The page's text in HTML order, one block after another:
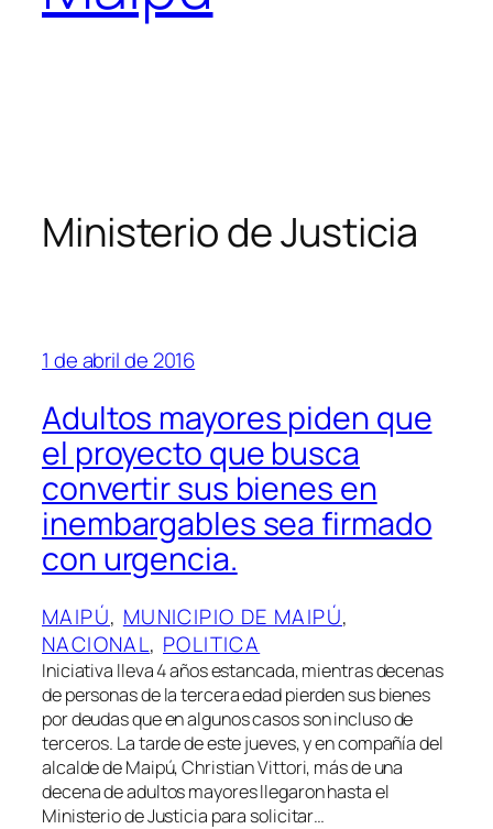
Ministerio de Justicia
1 de abril de 2016
Adultos mayores piden que
el proyecto que busca
convertir sus bienes en
inembargables sea firmado
con urgencia.
MAIPÚ, MUNICIPIO DE MAIPÚ
NACIONAL, POLITICA
Iniciativa lleva 4 años estancada, mientras decenas
de personas de la tercera edad pierden sus bienes
por deudas que en algunos casos son incluso de
terceros. La tarde de este jueves, y en compañía del
alcalde de Maipú, Christian Vittori, más de una
decena de adultos mayores llegaron hasta el
Ministerio de Justicia para solicitar…